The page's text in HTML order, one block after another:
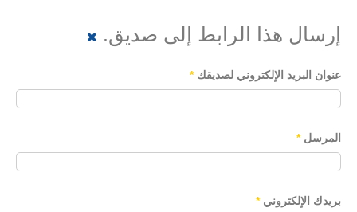
إرسال هذا الرابط إلى صديق.
عنوان البريد الإلكتروني لصديقك *
المرسل *
بريدك الإلكتروني *